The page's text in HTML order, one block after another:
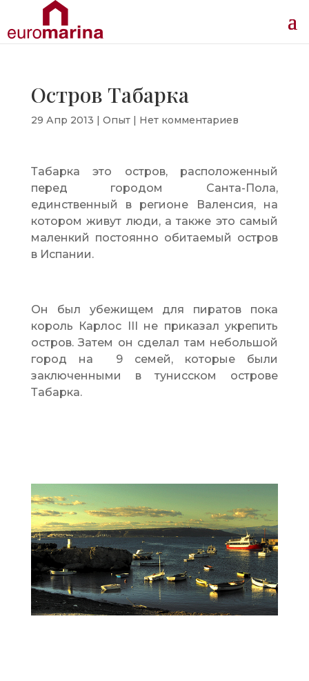
Остров Табарка
29 Апр 2013 | Опыт| Нет комментариев
Табарка это остров, расположенный
перед городом Санта-Пола,
единственный в регионе Валенсия, на
котором живут люди, а также это самый
маленкий постоянно обитаемый остров
в Испании.
Он был убежищем для пиратов пока
король Карлос III не приказал укрепить
остров. Затем он сделал там небольшой
город на 9 семей, которые были
заключенными в тунисском острове
Табарка.